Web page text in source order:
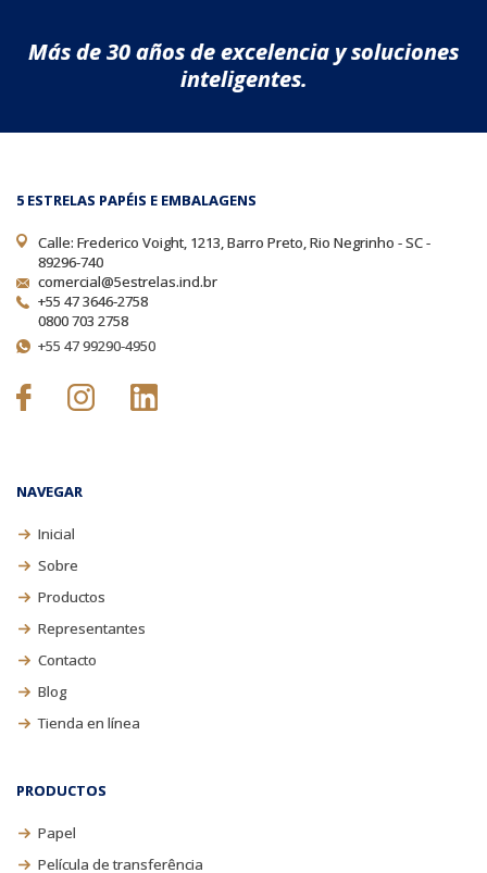
Más de 30 años de excelencia y soluciones
inteligentes.
5 ESTRELAS PAPÉIS E EMBALAGENS
Calle: Frederico Voight, 1213, Barro Preto, Rio Negrinho - SC -
89296-740
comercial@5estrelas.ind.br
+55 47 3646-2758
0800 703 2758
+55 47 99290-4950
NAVEGAR
Inicial
Sobre
Productos
Representantes
Contacto
Blog
Tienda en línea
PRODUCTOS
Papel
Película de transferência